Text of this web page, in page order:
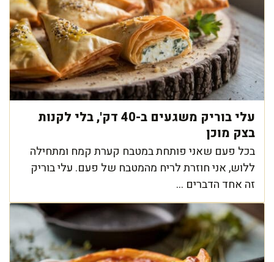
עלי בוריק משגעים ב-40 דק', בלי לקנות
בצק מוכן
בכל פעם שאני פותחת במטבח קערת קמח ומתחילה
ללוש, אני חוזרת לריח מהמטבח של פעם. עלי בוריק
זה אחד הדברים ...